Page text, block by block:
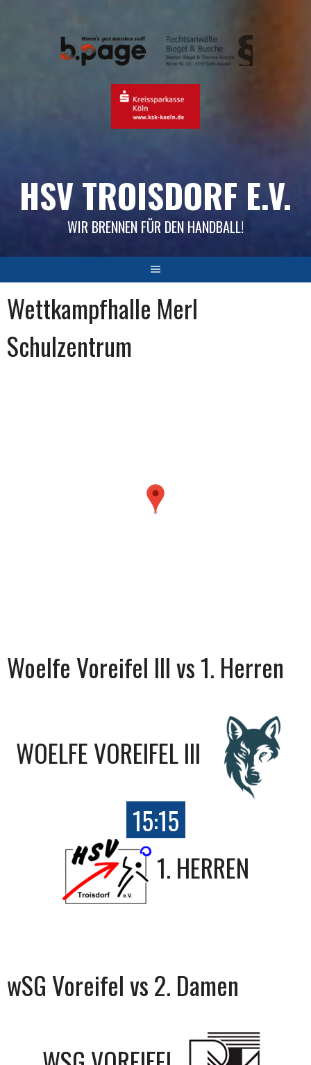
HSV TROISDORF E.V.
WIR BRENNEN FÜR DEN HANDBALL!
Wettkampfhalle Merl
Schulzentrum
Woelfe Voreifel III vs 1. Herren
WOELFE VOREIFEL III
15:15
1. HERREN
wSG Voreifel vs 2. Damen